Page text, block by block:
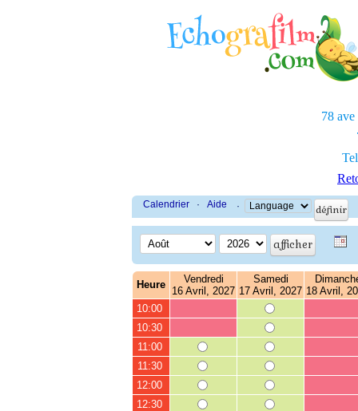
78 ave
Calendrier · Aide ·
Heure
Vendredi
16 Avril, 2027
Samedi
17 Avril, 2027 18 Avril,
10:00
10:30
11:00
11:30
12:00
12:30